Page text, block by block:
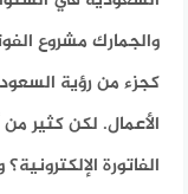
والجمارك مشروع
الأعمال. لكن كثير
الفاتورة